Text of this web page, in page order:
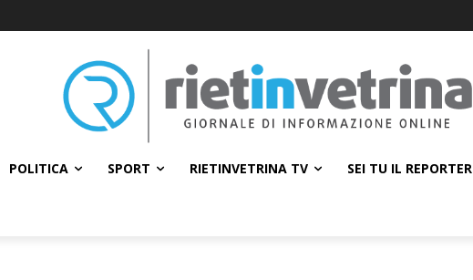
POLITICA SPORT RIETINVETRINA TV SEI TU IL REPORTER